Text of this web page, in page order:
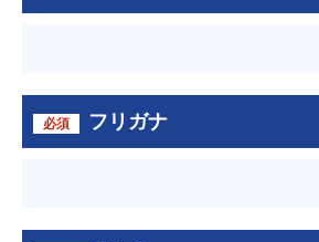
必須 フリガナ